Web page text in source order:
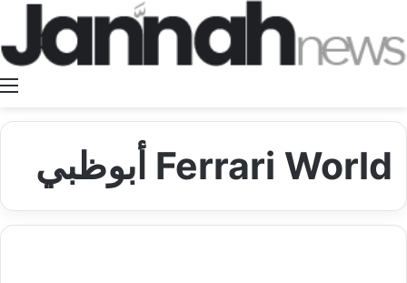
Ferrari World أبوظبي